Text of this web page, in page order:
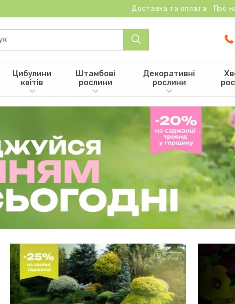
Доставка та оплата Про
Цибулини
квітів
Штамбові
рослини
Декоративні
рослини